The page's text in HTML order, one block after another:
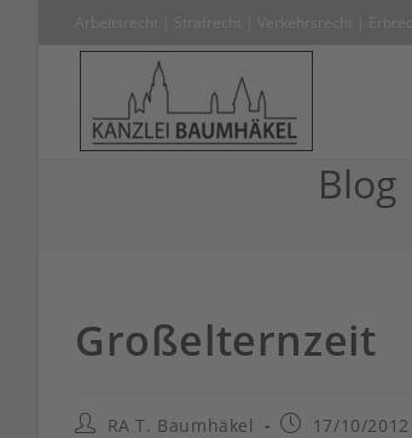
Blog
Großelternzeit
Beitrags-RA T. Baumhäkel
Beitrag17/10/2012